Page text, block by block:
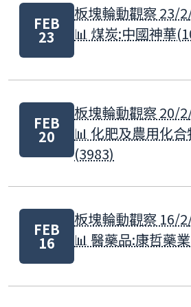
FEB
23
板塊輪動觀察 23/
📊 煤炭:中國神華
FEB
20
板塊輪動觀察 20/
📊 化肥及農用化
(3983)
FEB
16
板塊輪動觀察 16/
📊 醫藥品:康哲藥